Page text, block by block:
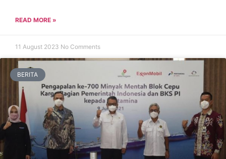
READ MORE »
11 August 2023 No Comments
BERITA